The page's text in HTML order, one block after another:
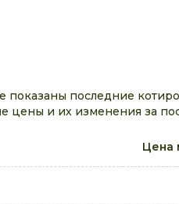
последние
цены и их изменения за
Цена